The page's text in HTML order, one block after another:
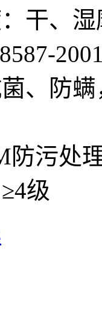
干、
、防
防污处
级